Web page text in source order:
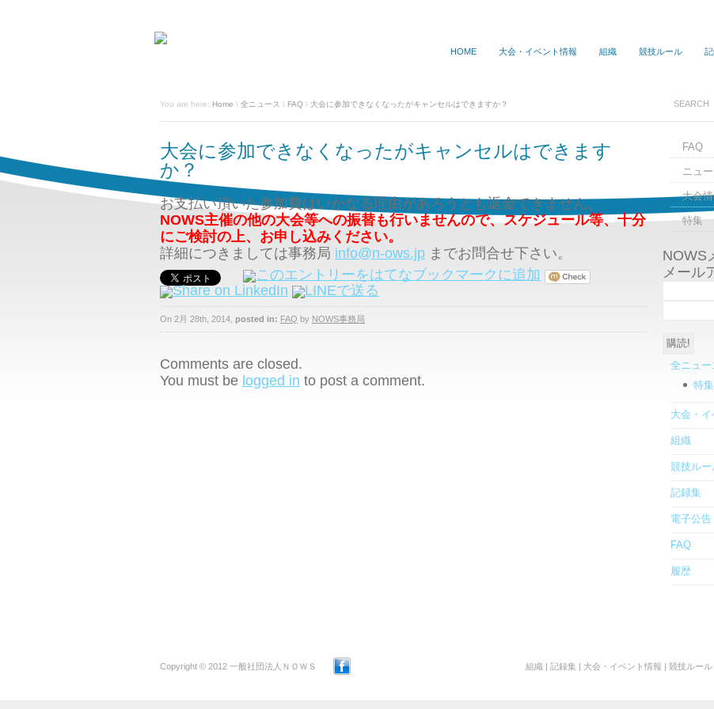
HOME 大会・イベント情報 組織 競技ルール
You are here: Home \ 全ニュース \ FAQ \ 大会に参加できなくなったがキャンセルはできますか？
大会に参加できなくなったがキャンセルはできます
か？
お支払い頂いた参加費はいかなる理由があろうとも返金できません。
NOWS主催の他の大会等への振替も行いませんので、スケジュール等、十分
にご検討の上、お申し込みください。
詳細につきましては事務局 info@n-ows.jp までお問合せ下さい。
On 2月 28th, 2014, posted in: FAQ by NOWS事務局
Comments are closed.
You must be logged in to post a comment.
FAQ
ニュ
大会
特集
NOWS
メール
全ニュー
特集
大会・
組織
競技ルー
記録集
電子公告
FAQ
履歴
Copyright © 2012 一般社団法人ＮＯＷＳ 組織 | 記録集 | 大会・イベント情報 | 競技ルール